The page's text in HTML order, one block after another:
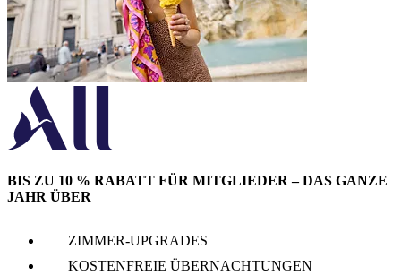
BIS ZU 10 % RABATT FÜR MITGLIEDER – DAS GANZE
JAHR ÜBER
ZIMMER-UPGRADES
KOSTENFREIE ÜBERNACHTUNGEN